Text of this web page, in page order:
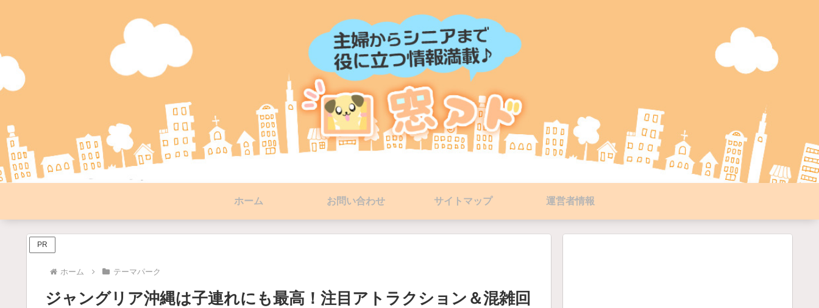
ホーム お問い合わせ サイトマップ 運営者情報
PR
ホーム テーマパーク
ジャングリア沖縄は子連れにも最高！注目アトラクション＆混雑回